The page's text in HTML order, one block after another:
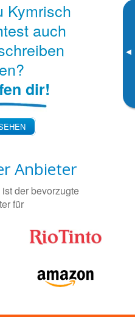
▸
Kymrisch
auch
dir!
Anbieter
der bevorzugte
für